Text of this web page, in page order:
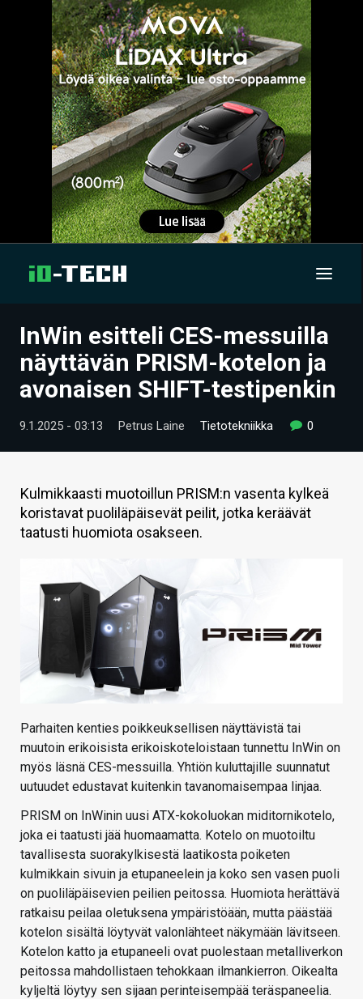
UUTISET
ARTIKKELIT
VIDEOT
TECHBBS
TIETOA
HINTA.FI
VAIHDA TEEMA
HAKU
InWin esitteli CES-messuilla
näyttävän PRISM-kotelon ja
avonaisen SHIFT-testipenkin
9.1.2025 - 03:13 Petrus Laine Tietotekniikka 0
Kulmikkaasti muotoillun PRISM:n vasenta kylkeä
koristavat puoliläpäisevät peilit, jotka keräävät
taatusti huomiota osakseen.
Parhaiten kenties poikkeuksellisen näyttävistä tai
muutoin erikoisista erikoiskoteloistaan tunnettu InWin on
myös läsnä CES-messuilla. Yhtiön kuluttajille suunnatut
uutuudet edustavat kuitenkin tavanomaisempaa linjaa.
PRISM on InWinin uusi ATX-kokoluokan miditornikotelo,
joka ei taatusti jää huomaamatta. Kotelo on muotoiltu
tavallisesta suorakylkisestä laatikosta poiketen
kulmikkain sivuin ja etupaneelein ja koko sen vasen puoli
on puoliläpäisevien peilien peitossa. Huomiota herättävä
ratkaisu peilaa oletuksena ympäristöään, mutta päästää
kotelon sisältä löytyvät valonlähteet näkymään lävitseen.
Kotelon katto ja etupaneeli ovat puolestaan metalliverkon
peitossa mahdollistaen tehokkaan ilmankierron. Oikealta
kyljeltä löytyy sen sijaan perinteisempää teräspaneelia.